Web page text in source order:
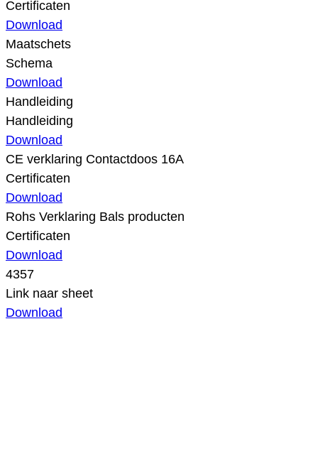
Certificaten
Download
Maatschets
Schema
Download
Handleiding
Handleiding
Download
CE verklaring Contactdoos 16A
Certificaten
Download
Rohs Verklaring Bals producten
Certificaten
Download
4357
Link naar sheet
Download